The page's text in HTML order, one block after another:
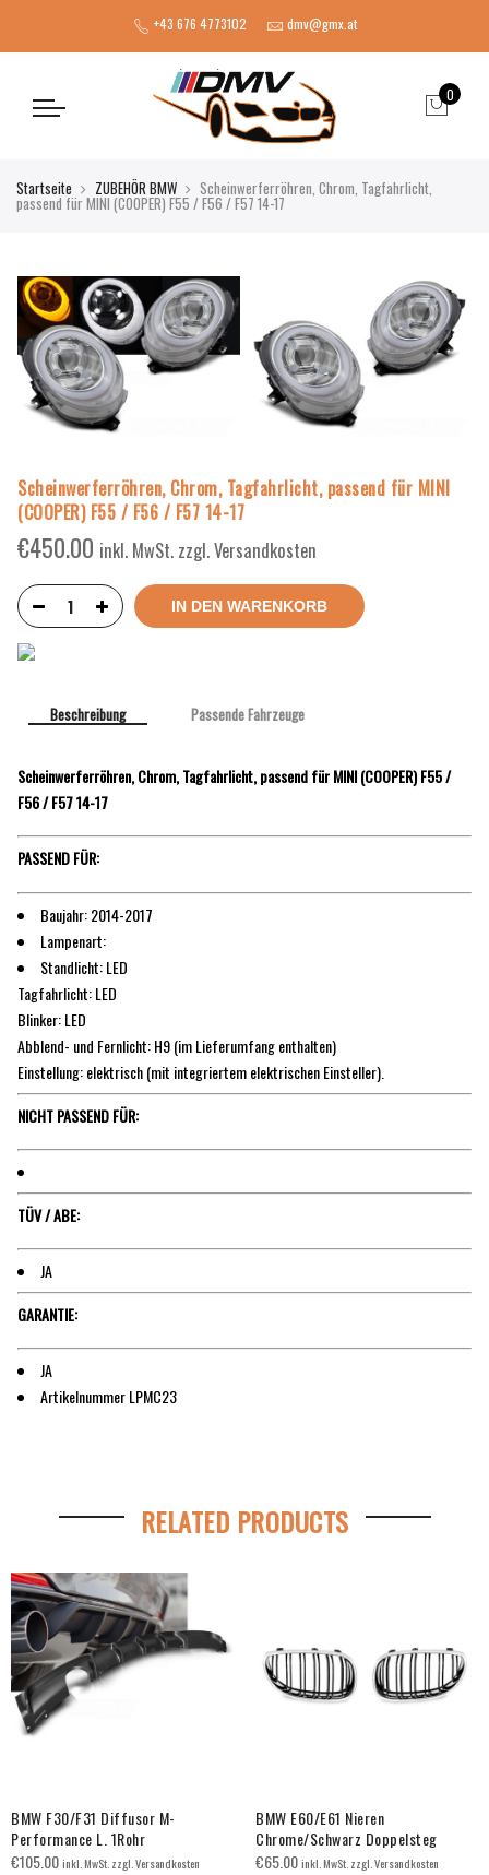
+43 676 4773102 dmv@gmx.at
0
Startseite ZUBEHÖR BMW Scheinwerferröhren, Chrom, Tagfahrlicht,
passend für MINI (COOPER) F55 / F56 / F57 14-17
Scheinwerferröhren, Chrom, Tagfahrlicht, passend für MINI
(COOPER) F55 / F56 / F57 14-17
€450.00 inkl. MwSt. zzgl. Versandkosten
IN DEN WARENKORB
Beschreibung Passende Fahrzeuge
Scheinwerferröhren, Chrom, Tagfahrlicht, passend für MINI (COOPER) F55 /
F56 / F57 14-17
PASSEND FÜR:
Baujahr: 2014-2017
Lampenart:
Standlicht: LED
Tagfahrlicht: LED
Blinker: LED
Abblend- und Fernlicht: H9 (im Lieferumfang enthalten)
Einstellung: elektrisch (mit integriertem elektrischen Einsteller).
NICHT PASSEND FÜR:
TÜV / ABE:
JA
GARANTIE:
JA
Artikelnummer LPMC23
RELATED PRODUCTS
BMW F30/F31 Diffusor M-
Performance L. 1Rohr
€105.00inkl. MwSt. zzgl. Versandkosten
BMW E60/E61 Nieren
Chrome/Schwarz Doppelsteg
€65.00inkl. MwSt. zzgl. Versandkosten